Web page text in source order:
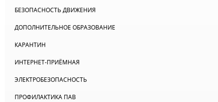
БЕЗОПАСНОСТЬ ДВИЖЕНИЯ
ДОПОЛНИТЕЛЬНОЕ ОБРАЗОВАНИЕ
КАРАНТИН
ИНТЕРНЕТ-ПРИЁМНАЯ
ЭЛЕКТРОБЕЗОПАСНОСТЬ
ПРОФИЛАКТИКА ПАВ